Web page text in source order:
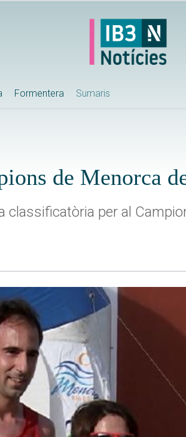
Formentera Sumaris
de Menorca
classificatòria per al